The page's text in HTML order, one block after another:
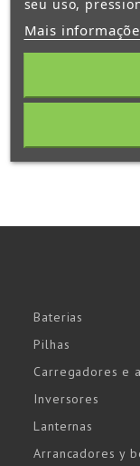
Baterias
Pilhas
Carregadores e
Inversores
Lanternas
Arrancadores y
seu uso,
Mais